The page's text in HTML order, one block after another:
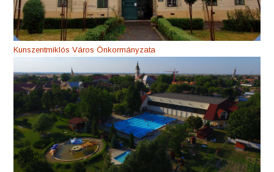
Kunszentmiklós Város Önkormányzata